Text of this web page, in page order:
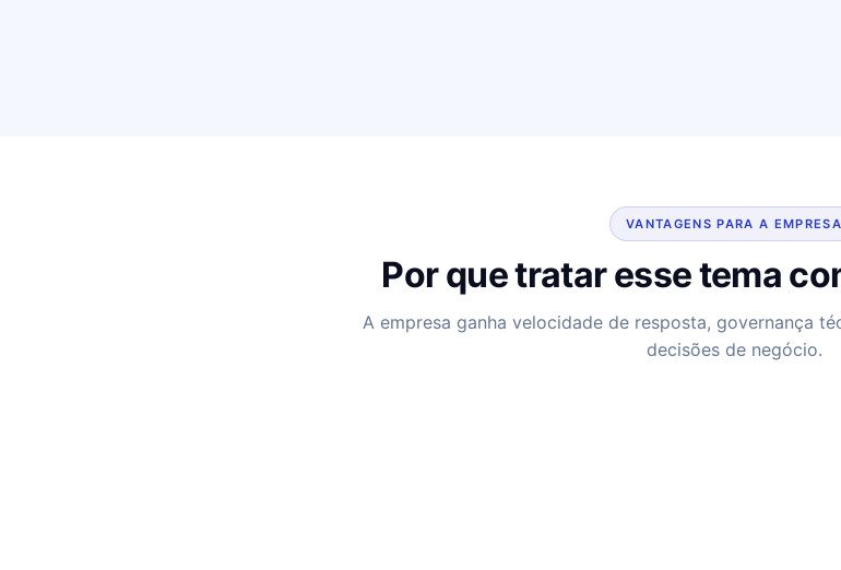
VANTAGENS PARA A EMPRESA
Por que tratar esse tema
A empresa ganha velocidade de resposta, governança
decisões de negócio.